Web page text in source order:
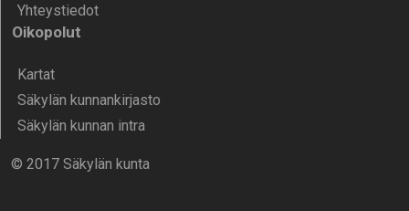
Yhteystiedot
Oikopolut
Kartat
Säkylän kunnankirjasto
Säkylän kunnan intra
© 2017 Säkylän kunta